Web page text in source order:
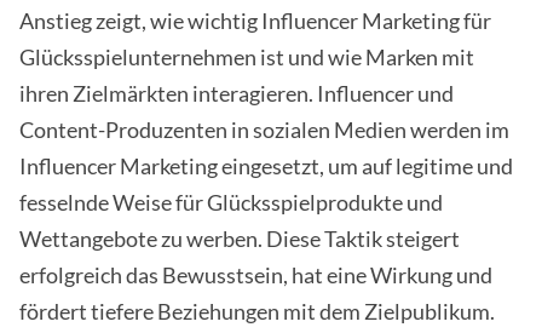
Anstieg zeigt, wie wichtig Influencer Marketing für
Glücksspielunternehmen ist und wie Marken mit
ihren Zielmärkten interagieren. Influencer und
Content-Produzenten in sozialen Medien werden im
Influencer Marketing eingesetzt, um auf legitime und
fesselnde Weise für Glücksspielprodukte und
Wettangebote zu werben. Diese Taktik steigert
erfolgreich das Bewusstsein, hat eine Wirkung und
fördert tiefere Beziehungen mit dem Zielpublikum.